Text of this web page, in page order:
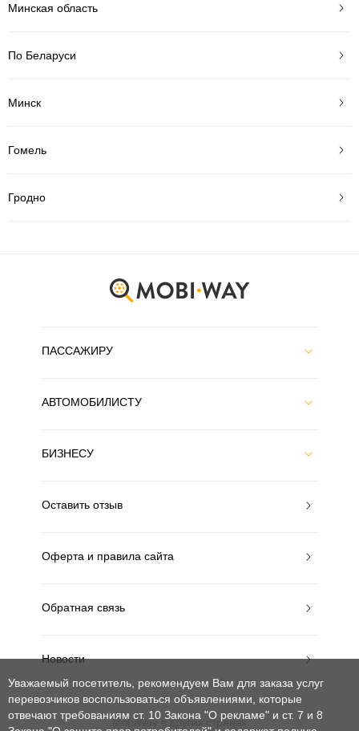
Минская область
По Беларуси
Минск
Гомель
Гродно
ПАССАЖИРУ
АВТОМОБИЛИСТУ
БИЗНЕСУ
Оставить отзыв
Оферта и правила сайта
Обратная связь
Новости
MobiWay в других странах
Уважаемый посетитель, рекомендуем Вам для заказа услуг
перевозчиков воспользоваться объявлениями, которые
отвечают требованиям ст. 10 Закона "О рекламе" и ст. 7 и 8